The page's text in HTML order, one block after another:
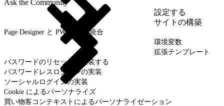
Ask the Community
設定する
サイトの構築
Page Designer と PWA Kit の統合
環境変数
拡張テンプレート
パスワードのリセットを実装する
パスワードレスログインの実装
ソーシャルログインの実装
Cookie によるパーソナライズ
買い物客コンテキストによるパーソナライゼーション